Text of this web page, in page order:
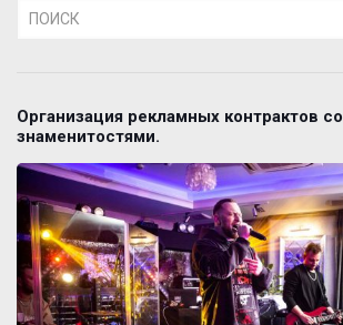
Организация рекламных контрактов со
знаменитостями.